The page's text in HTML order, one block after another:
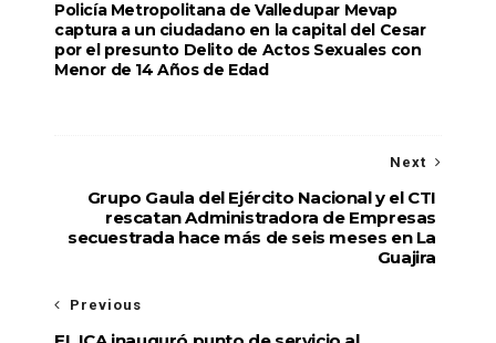
Policía Metropolitana de Valledupar Mevap
captura a un ciudadano en la capital del Cesar
por el presunto Delito de Actos Sexuales con
Menor de 14 Años de Edad
Next
Grupo Gaula del Ejército Nacional y el CTI
rescatan Administradora de Empresas
secuestrada hace más de seis meses en La
Guajira
Previous